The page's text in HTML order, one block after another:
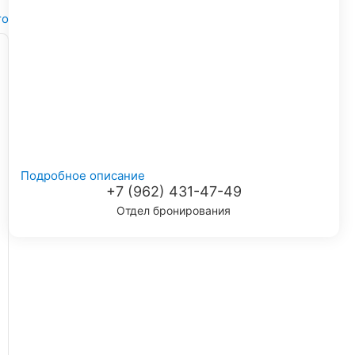
Подробное описание
+7 (962) 431-47-49
Отдел бронирования